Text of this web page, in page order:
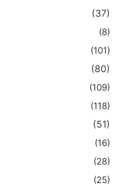
(37)
(8)
(101)
(80)
(109)
(118)
(51)
(16)
(28)
(25)